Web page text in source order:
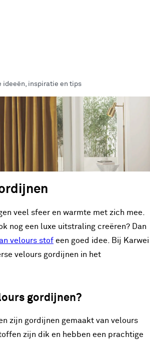
ideeën, inspiratie en tips
veel sfeer en warmte met zich mee.
nog een luxe uitstraling creëren? Dan
velours stof een goed idee. Bij Karwei
velours gordijnen in het
gordijnen?
zijn gordijnen gemaakt van velours
zijn dik en hebben een prachtige